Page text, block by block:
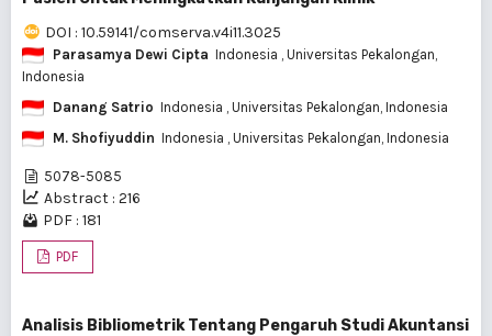
DOI : 10.59141/comserva.v4i11.3025
Parasamya Dewi Cipta Indonesia , Universitas Pekalongan,
Indonesia
Danang Satrio Indonesia , Universitas Pekalongan, Indonesia
M. Shofiyuddin Indonesia , Universitas Pekalongan, Indonesia
5078-5085
Abstract : 216
PDF : 181
PDF
Analisis Bibliometrik Tentang Pengaruh Studi Akuntansi